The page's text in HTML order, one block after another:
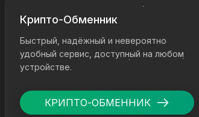
Крипто-Обменник
Быстрый, надёжный и невероятно
удобный сервис, доступный на любом
устройстве.
КРИПТО-ОБМЕННИК